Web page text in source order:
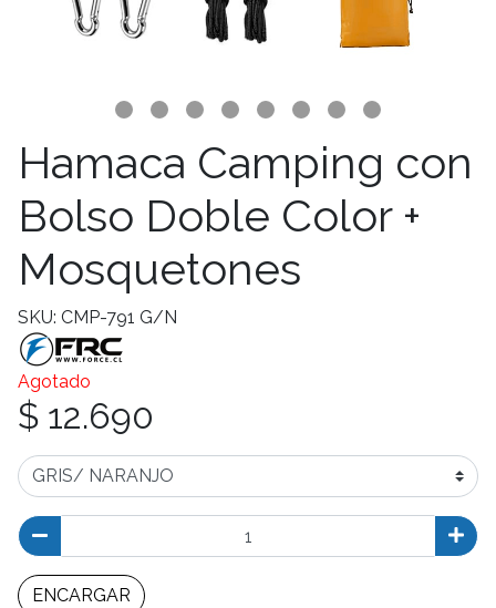
Hamaca Camping con
Bolso Doble Color +
Mosquetones
SKU: CMP-791 G/N
Agotado
$ 12.690
ENCARGAR